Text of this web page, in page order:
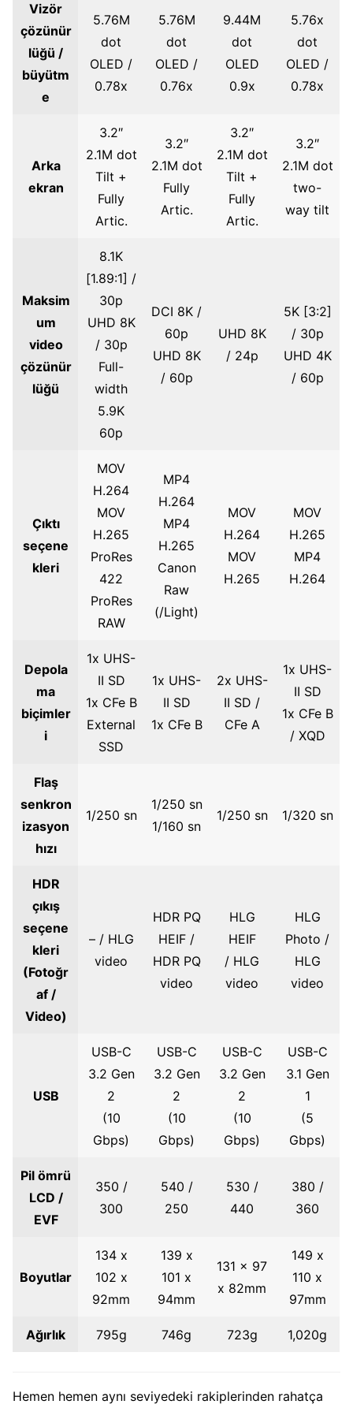
Vizör
çözünür
lüğü /
büyütm
e
5.76M
dot
OLED /
0.78x
5.76M
dot
OLED /
0.76x
9.44M
dot
OLED
0.9x
5.76x
dot
OLED /
0.78x
Arka
ekran
3.2″
2.1M dot
Tilt +
Fully
Artic.
3.2″
2.1M dot
Fully
Artic.
3.2″
2.1M dot
Tilt +
Fully
Artic.
3.2″
2.1M dot
two-
way tilt
Maksim
um
video
çözünür
lüğü
8.1K
[1.89:1] /
30p
UHD 8K
/ 30p
Full-
width
5.9K
60p
DCI 8K /
60p
UHD 8K
/ 60p
UHD 8K
/ 24p
5K [3:2]
/ 30p
UHD 4K
/ 60p
Çıktı
seçene
kleri
MOV
H.264
MOV
H.265
ProRes
422
ProRes
RAW
MP4
H.264
MP4
H.265
Canon
Raw
(/Light)
MOV
H.264
MOV
H.265
MOV
H.265
MP4
H.264
Depola
ma
biçimler
i
1x UHS-
II SD
1x CFe B
External
SSD
1x UHS-
II SD
1x CFe B
2x UHS-
II SD /
CFe A
1x UHS-
II SD
1x CFe B
/ XQD
Flaş
senkron
izasyon
hızı
1/250 sn
1/250 sn
1/160 sn
1/250 sn 1/320 sn
HDR
çıkış
seçene
kleri
(Fotoğr
af /
Video)
– / HLG
video
HDR PQ
HEIF /
HDR PQ
video
HLG
HEIF
/ HLG
video
HLG
Photo /
HLG
video
USB
USB-C
3.2 Gen
2
(10
Gbps)
USB-C
3.2 Gen
2
(10
Gbps)
USB-C
3.2 Gen
2
(10
Gbps)
USB-C
3.1 Gen
1
(5
Gbps)
Pil ömrü
LCD /
EVF
350 /
300
540 /
250
530 /
440
380 /
360
Boyutlar
134 x
102 x
92mm
139 x
101 x
94mm
131 x 97
x 82mm
149 x
110 x
97mm
Ağırlık 795g 746g 723g 1,020g
Hemen hemen aynı seviyedeki rakiplerinden rahatça